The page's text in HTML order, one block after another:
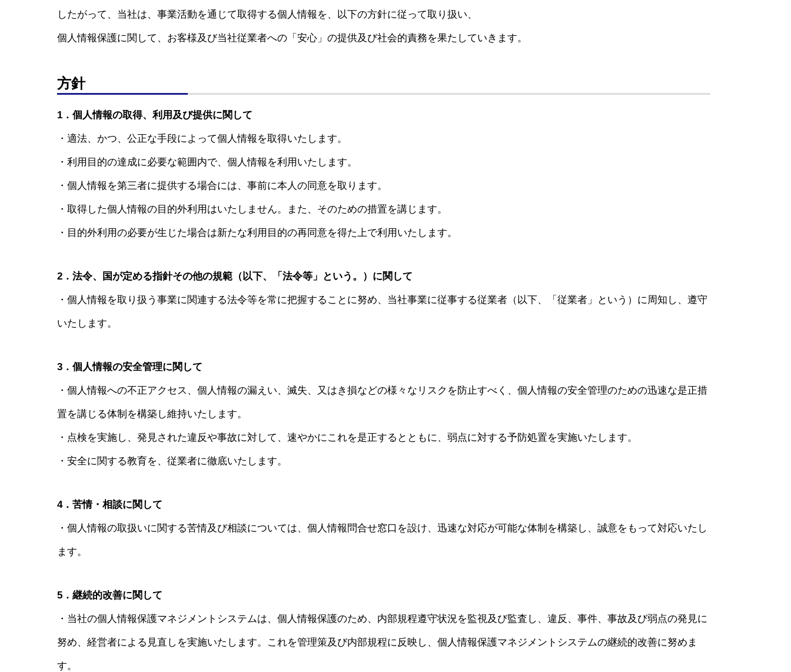
したがって、当社は、事業活動を通じて取得する個人情報を、以下の方針に従って取り扱い、
個人情報保護に関して、お客様及び当社従業者への「安心」の提供及び社会的責務を果たしていきます。
方針
1．個人情報の取得、利用及び提供に関して
・適法、かつ、公正な手段によって個人情報を取得いたします。
・利用目的の達成に必要な範囲内で、個人情報を利用いたします。
・個人情報を第三者に提供する場合には、事前に本人の同意を取ります。
・取得した個人情報の目的外利用はいたしません。また、そのための措置を講じます。
・目的外利用の必要が生じた場合は新たな利用目的の再同意を得た上で利用いたします。
2．法令、国が定める指針その他の規範（以下、「法令等」という。）に関して
・個人情報を取り扱う事業に関連する法令等を常に把握することに努め、当社事業に従事する従業者（以下、「従業者」という）に周知し、遵守
いたします。
3．個人情報の安全管理に関して
・個人情報への不正アクセス、個人情報の漏えい、滅失、又はき損などの様々なリスクを防止すべく、個人情報の安全管理のための迅速な是正措
置を講じる体制を構築し維持いたします。
・点検を実施し、発見された違反や事故に対して、速やかにこれを是正するとともに、弱点に対する予防処置を実施いたします。
・安全に関する教育を、従業者に徹底いたします。
4．苦情・相談に関して
・個人情報の取扱いに関する苦情及び相談については、個人情報問合せ窓口を設け、迅速な対応が可能な体制を構築し、誠意をもって対応いたし
ます。
5．継続的改善に関して
・当社の個人情報保護マネジメントシステムは、個人情報保護のため、内部規程遵守状況を監視及び監査し、違反、事件、事故及び弱点の発見に
努め、経営者による見直しを実施いたします。これを管理策及び内部規程に反映し、個人情報保護マネジメントシステムの継続的改善に努めま
す。